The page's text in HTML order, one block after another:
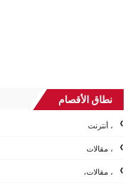
نطاق الأقصام
، أنترنت
، مقالات
، مقالات،